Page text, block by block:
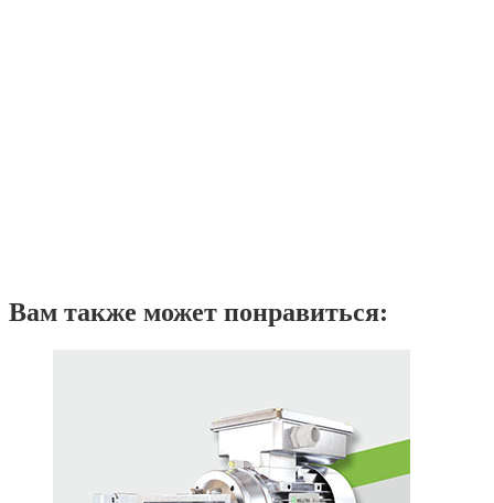
Вам также может понравиться: